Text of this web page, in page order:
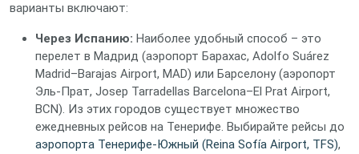
варианты включают:
Через Испанию: Наиболее удобный способ – это
перелет в Мадрид (аэропорт Барахас, Adolfo Suárez
Madrid–Barajas Airport, MAD) или Барселону (аэропорт
Эль-Прат, Josep Tarradellas Barcelona–El Prat Airport,
BCN). Из этих городов существует множество
ежедневных рейсов на Тенерифе. Выбирайте рейсы до
аэропорта Тенерифе-Южный (Reina Sofía Airport, TFS),